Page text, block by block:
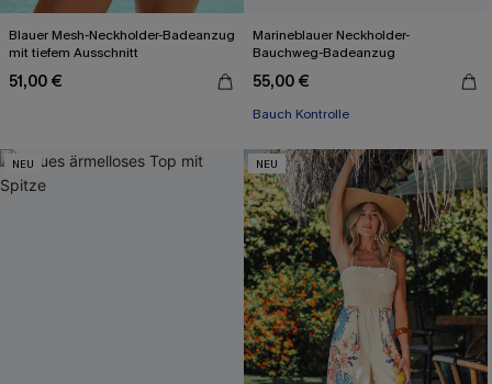
Blauer Mesh-Neckholder-Badeanzug
mit tiefem Ausschnitt
51,00 €
Marineblauer Neckholder-
Bauchweg-Badeanzug
55,00 €
Bauch Kontrolle
NEU NEU